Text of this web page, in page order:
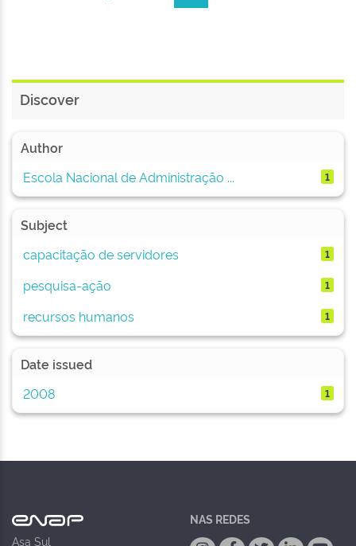
Discover
Author
Escola Nacional de Administração ...
1
Subject
capacitação de servidores
1
pesquisa-ação 1
recursos humanos 1
Date issued
2008
1
Asa Sul
NAS REDES